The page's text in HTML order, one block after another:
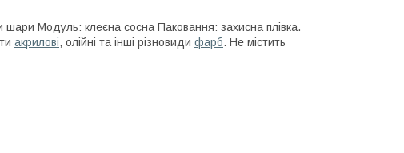
Модуль: клеєна сосна Паковання: захисна плівка.
акрилові, олійні та інші різновиди фарб. Не містить